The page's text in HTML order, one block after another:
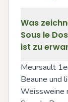
Was
Sous le
ist zu
Meursault
Beaune und
Weissweine